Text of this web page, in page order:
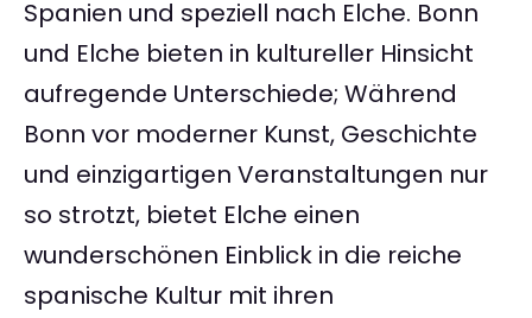
Spanien und speziell nach Elche. Bonn
und Elche bieten in kultureller Hinsicht
aufregende Unterschiede; Während
Bonn vor moderner Kunst, Geschichte
und einzigartigen Veranstaltungen nur
so strotzt, bietet Elche einen
wunderschönen Einblick in die reiche
spanische Kultur mit ihren